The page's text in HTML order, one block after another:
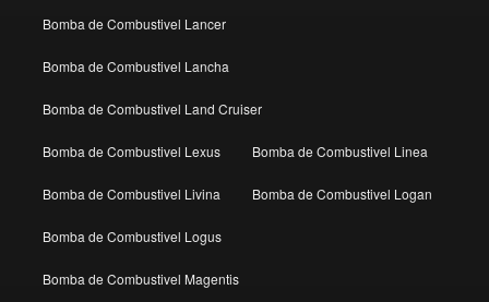
Bomba de Combustivel Lancer
Bomba de Combustivel Lancha
Bomba de Combustivel Land Cruiser
Bomba de Combustivel Lexus Bomba de Combustivel Linea
Bomba de Combustivel Livina Bomba de Combustivel Logan
Bomba de Combustivel Logus
Bomba de Combustivel Magentis